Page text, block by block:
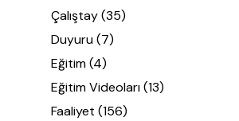
Çalıştay(35)
Duyuru(7)
Eğitim(4)
Eğitim Videoları(13)
Faaliyet (156)